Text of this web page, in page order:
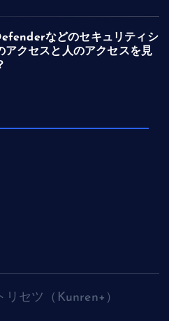
などのセキュリティシ
アクセスと人のアクセスを見
セツ（Kunren+）